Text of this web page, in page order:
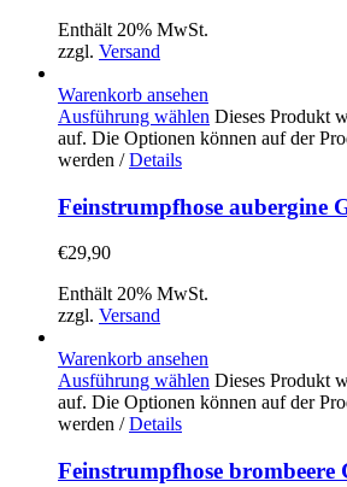
Enthält 20% MwSt.
zzgl. Versand
Warenkorb ansehen
Ausführung wählen Dieses Produkt
auf. Die Optionen können auf der
werden / Details
Feinstrumpfhose aubergine
€29,90
Enthält 20% MwSt.
zzgl. Versand
Warenkorb ansehen
Ausführung wählen Dieses Produkt
auf. Die Optionen können auf der
werden / Details
Feinstrumpfhose brombeere